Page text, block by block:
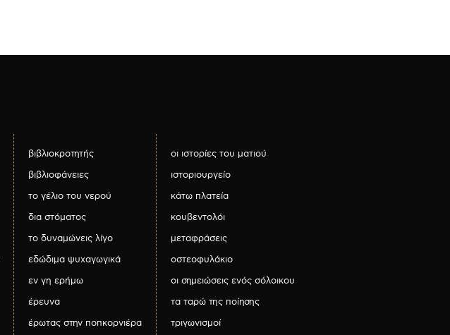
βιβλιοκροτητής
βιβλιοφάνειες
το γέλιο του νερού
δια στόματος
το δυναμώνεις λίγο
εδώδιμα ψυχαγωγικά
εν γη ερήμω
έρευνα
έρωτας στην ποπκορνιέρα
οι ιστορίες του ματιού
ιστοριουργείο
κάτω πλατεία
κουβεντολόι
μεταφράσεις
οστεοφυλάκιο
οι σημειώσεις ενός σόλοικου
τα ταρώ της ποίησης
τριγωνισμοί